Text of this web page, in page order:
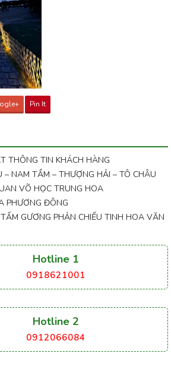
Pin It
THÔNG TIN KHÁCH HÀNG
NAM TẦM – THƯỢNG HẢI – TÔ CHÂU
VÕ HỌC TRUNG HOA
PHƯƠNG ĐÔNG
GƯƠNG PHẢN CHIẾU TINH HOA VĂN
Hotline 1
0918621001
Hotline 2
0912066084